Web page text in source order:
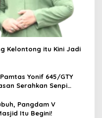
Kelontong itu Kini Jadi
Yonif 645/GTY
Serahkan Senpi
Pangdam V
Itu Begini!